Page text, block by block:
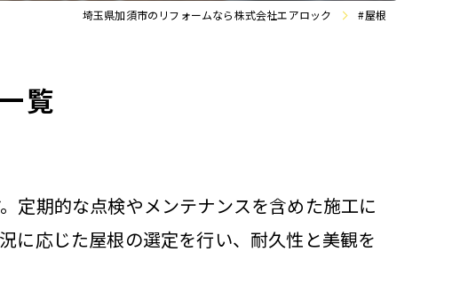
埼玉県加須市のリフォームなら株式会社エアロック #屋根
覧
定期的な点検やメンテナンスを含めた施工に
に応じた屋根の選定を行い、耐久性と美観を